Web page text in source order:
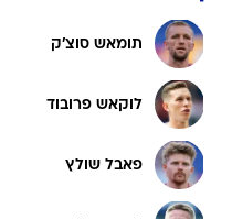
שטפן חאלופק
דויד יוראסק
ירוסלב זלני